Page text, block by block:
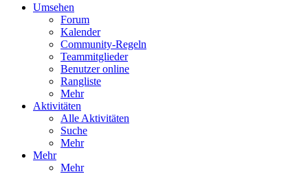
Umsehen
Forum
Kalender
Community-Regeln
Teammitglieder
Benutzer online
Rangliste
Mehr
Aktivitäten
Alle Aktivitäten
Suche
Mehr
Mehr
Mehr